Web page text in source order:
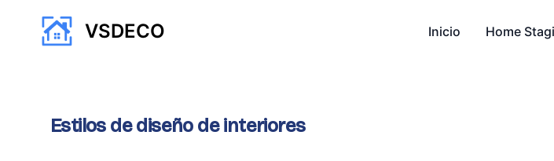
VSDECO Inicio Home
Estilos de diseño de interiores